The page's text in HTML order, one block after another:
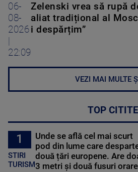
06-
08-
2026
22:09
Zelenski vrea să rupă
aliat tradițional al
i despărțim”
VEZI MAI MULTE
TOP CITITE
1
STIRI
TURISM
Unde se află cel mai scurt
pod din lume care
două țări europene. Are
3 metri și două fusuri orare